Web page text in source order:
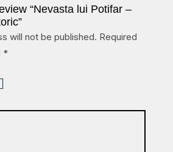
“Nevasta lui Potifar –
will not be published. Required
*